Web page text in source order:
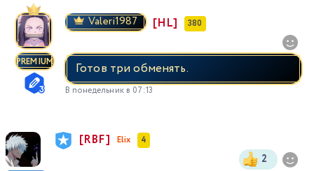
PREMIUM
Valeri1987 [HL] 380
Готов три обменять.
В понедельник в 07:13
[RBF] Elix 4
2